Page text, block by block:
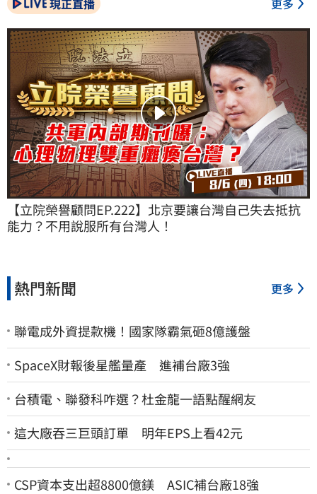
現正直播 更多
【立院榮譽顧問EP.222】北京要讓台灣自己失去抵抗
能力？不用說服所有台灣人！
熱門新聞 更多
聯電成外資提款機！國家隊霸氣砸8億護盤
SpaceX財報後星艦量產 進補台廠3強
台積電、聯發科咋選？杜金龍一語點醒網友
這大廠吞三巨頭訂單 明年EPS上看42元
CSP資本支出超8800億鎂 ASIC補台廠18強